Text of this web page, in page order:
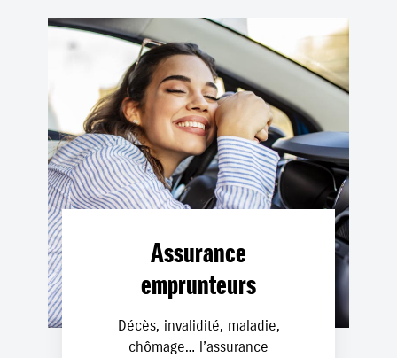
Assurance
emprunteurs
Décès, invalidité, maladie,
chômage… l’assurance